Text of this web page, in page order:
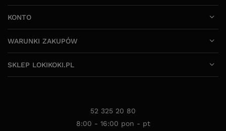
KONTO
WARUNKI ZAKUPÓW
SKLEP LOKIKOKI.PL
52 325 20 80
8:00 - 16:00 pon - pt